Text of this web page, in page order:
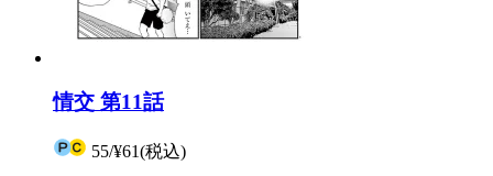
情交 第11話
55/¥61(税込)